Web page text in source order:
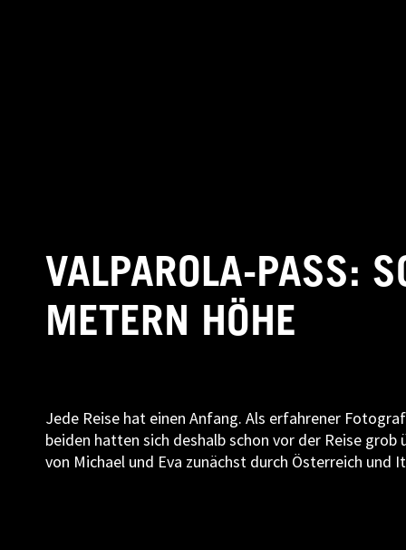
VALPAROLA-PASS:
METERN HÖHE
Jede Reise hat einen Anfang. Als erfahrener
beiden hatten sich deshalb schon vor der Reise
von Michael und Eva zunächst durch Österreich und